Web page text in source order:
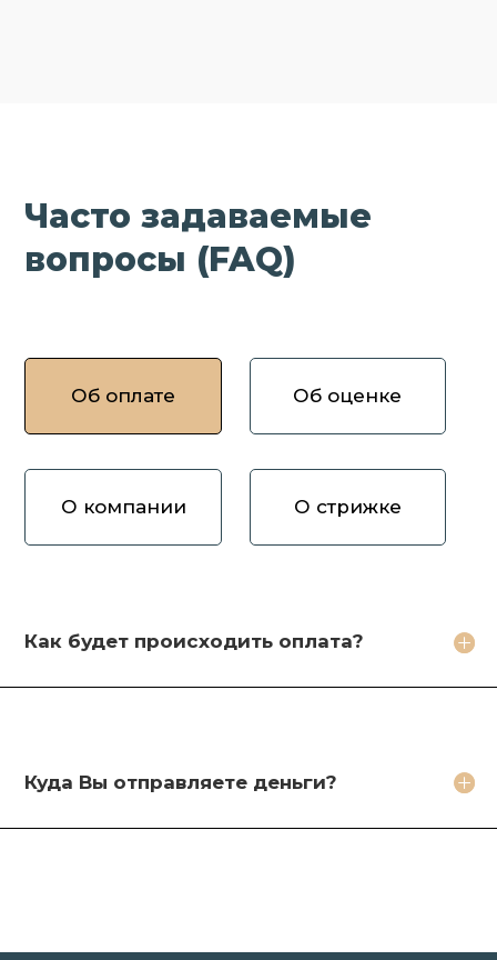
Часто задаваемые
вопросы (FAQ)
Об оплате Об оценке
О компании О стрижке
Как будет происходить оплата?
Куда Вы отправляете деньги?
Как вы оцениваете волосы?
Какое фото необходимо сделать?
Зачем продавать волосы Вам?
Какие бонусы я получу?
Кто будет стричь мои волосы?